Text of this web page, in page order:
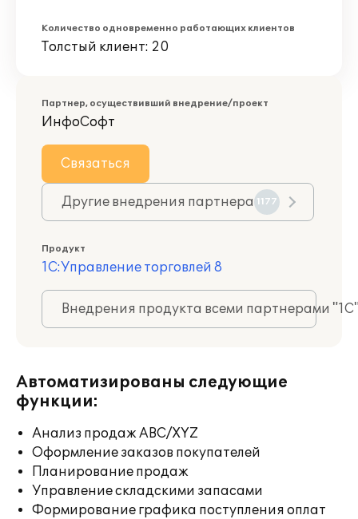
Количество одновременно работающих клиентов
Толстый клиент: 20
Партнер, осуществивший внедрение/проект
ИнфоСофт
Связаться
Другие внедрения партнера 1177
Продукт
1С:Управление торговлей 8
Внедрения продукта всеми партнерами
Автоматизированы следующие
функции:
Анализ продаж ABC/XYZ
Оформление заказов покупателей
Планирование продаж
Управление складскими запасами
Формирование графика поступления оплат